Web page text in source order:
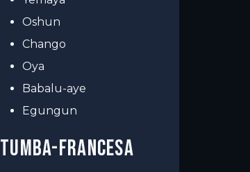
Oshun
Chango
Oya
Babalu-aye
Egungun
TUMBA-FRANCESA